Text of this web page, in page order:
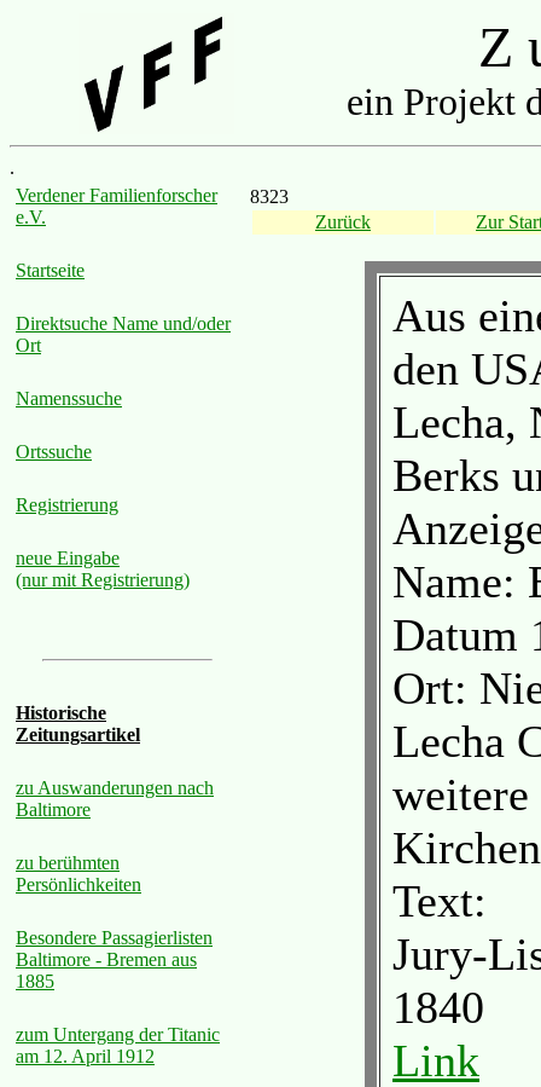
Z
ein Projekt
.
Verdener Familienforscher
e.V.
Startseite
Direktsuche Name und/oder
Ort
Namenssuche
Ortssuche
Registrierung
neue Eingabe
(nur mit Registrierung)
Historische
Zeitungsartikel
zu Auswanderungen nach
Baltimore
zu berühmten
Persönlichkeiten
Besondere Passagierlisten
Baltimore - Bremen aus
1885
zum Untergang der Titanic
am 12. April 1912
8323
Zurück
Zur
Aus
den
Lecha,
Berks
Name:
Datum
Ort:
Lecha
weitere
Text:
Jury-
1840
Link